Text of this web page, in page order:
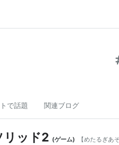
で話題 関連ブログ
リッド2 (ゲーム) 【めたるぎあ